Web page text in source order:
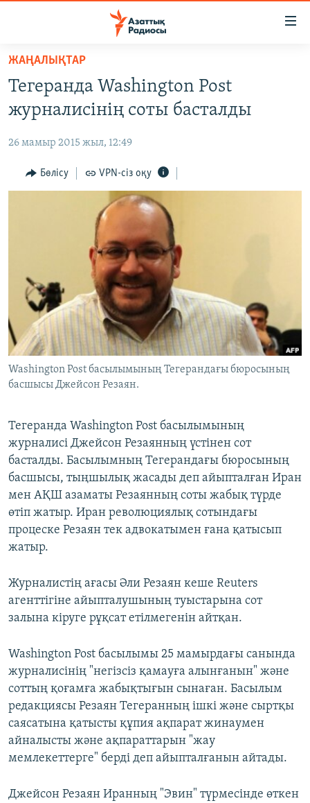
Skip
main
content
Skip
to
Navigation
Skip
САЯСАТ
AZATTYQTV
ҚАҢТАР ОҚИҒАСЫ
АДАМ ҚҰҚЫҚТАРЫ
АРНАЙЫ ЖОБАЛАР
Русский
ЖАЗЫЛЫҢЫЗ
Басқа тілдерде
ЖАҢАЛЫҚТАР
Тегеранда Washington Post
журналисінің соты басталды
26 мамыр 2015 жыл, 12:49
Бөлісу VPN-сіз оқу
Washington Post басылымының Тегерандағы бюросының
басшысы Джейсон Резаян.
Тегеранда Washington Post басылымының
журналисі Джейсон Резаянның үстінен сот
басталды. Басылымның Тегерандағы бюросының
басшысы, тыңшылық жасады деп айыпталған Иран
мен АҚШ азаматы Резаянның соты жабық түрде
өтіп жатыр. Иран революциялық сотындағы
процеске Резаян тек адвокатымен ғана қатысып
жатыр.
Журналистің ағасы Әли Резаян кеше Reuters
агенттігіне айыпталушының туыстарына сот
залына кіруге рұқсат етілмегенін айтқан.
Washington Post басылымы 25 мамырдағы санында
журналисінің "негізсіз қамауға алынғанын" және
соттың қоғамға жабықтығын сынаған. Басылым
редакциясы Резаян Тегеранның ішкі және сыртқы
саясатына қатысты құпия ақпарат жинаумен
айналысты және ақпараттарын "жау
мемлекеттерге" берді деп айыпталғанын айтады.
Джейсон Резаян Иранның "Эвин" түрмесінде өткен